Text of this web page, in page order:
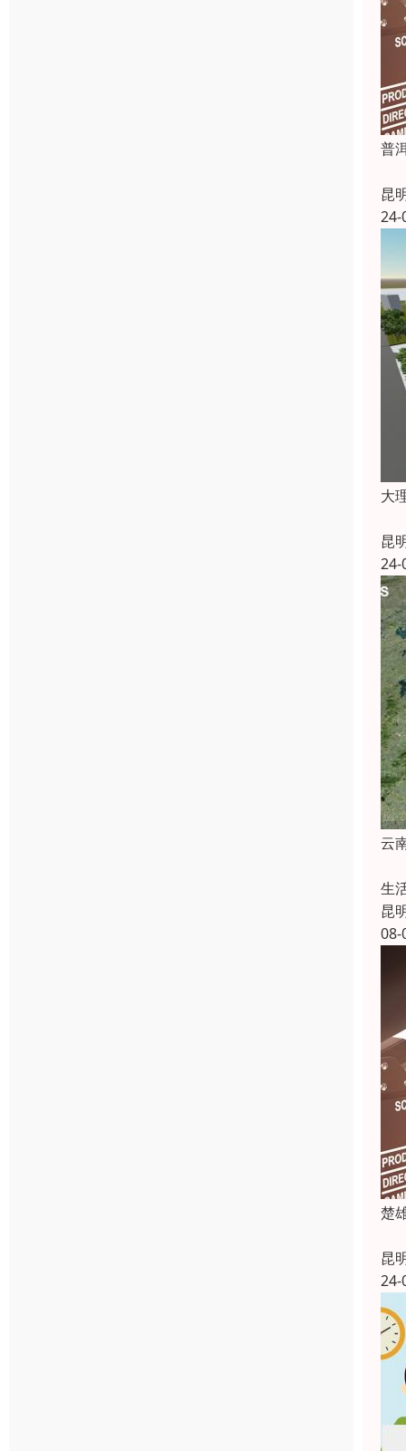
普
昆
24-
大
昆
24-
云
生
昆
08-
楚
昆
24-